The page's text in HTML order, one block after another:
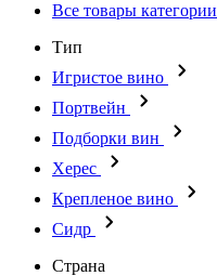
Все товары категории
Тип
Игристое вино
Портвейн
Подборки вин
Херес
Крепленое вино
Сидр
Страна